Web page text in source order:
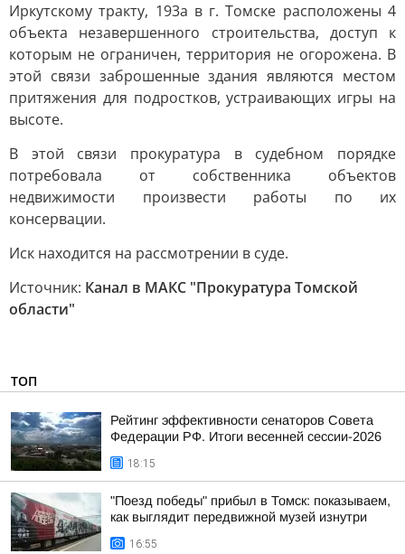
Иркутскому тракту, 193а в г. Томске расположены 4
объекта незавершенного строительства, доступ к
которым не ограничен, территория не огорожена. В
этой связи заброшенные здания являются местом
притяжения для подростков, устраивающих игры на
высоте.
В этой связи прокуратура в судебном порядке
потребовала от собственника объектов
недвижимости произвести работы по их
консервации.
Иск находится на рассмотрении в суде.
Источник: Канал в МАКС "Прокуратура Томской
области"
ТОП
Рейтинг эффективности сенаторов Совета
Федерации РФ. Итоги весенней сессии-2026
18:15
"Поезд победы" прибыл в Томск: показываем,
как выглядит передвижной музей изнутри
16:55